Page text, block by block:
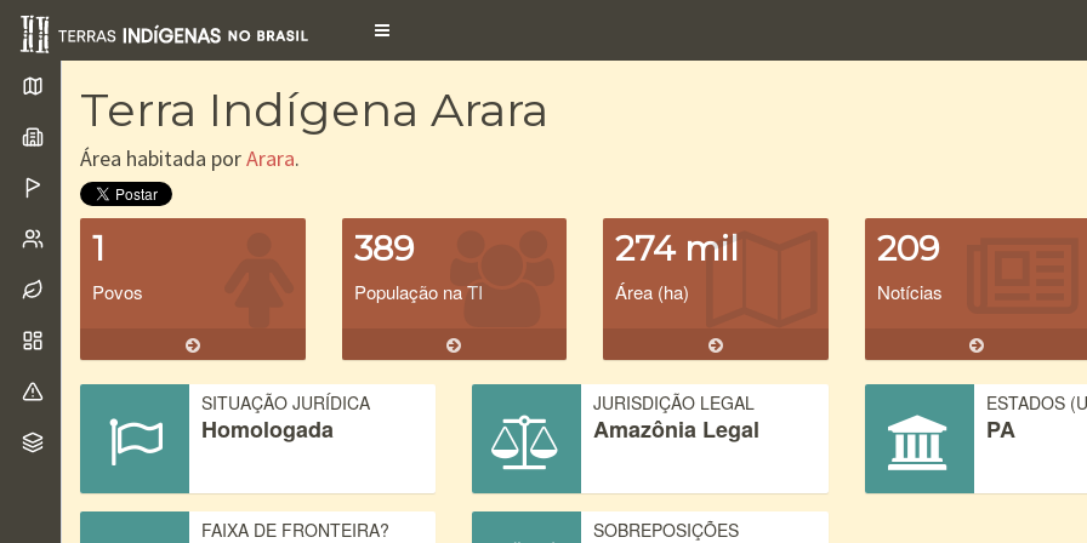
Toggle
Terra Indígena Arara
Área habitada porArara.
1
Povos
389
População na TI
274 mil
Área (ha)
209
Notícias
SITUAÇÃO JURÍDICA
Homologada
JURISDIÇÃO LEGAL
Amazônia Legal
ESTADOS
PA
FAIXA DE FRONTEIRA? SOBREPOSIÇÕES